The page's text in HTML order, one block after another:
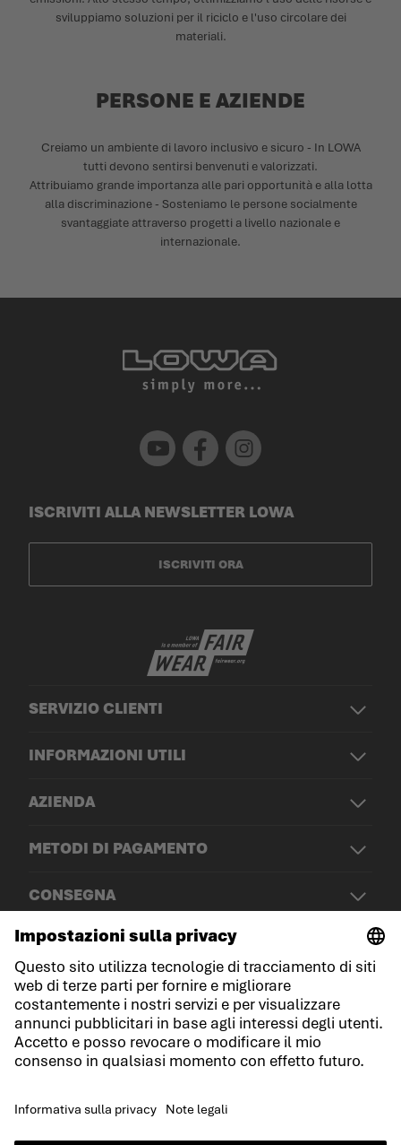
sviluppiamo soluzioni per il riciclo e l'uso circolare dei
materiali.
PERSONE E AZIENDE
Creiamo un ambiente di lavoro inclusivo e sicuro - In LOWA
tutti devono sentirsi benvenuti e valorizzati.
Attribuiamo grande importanza alle pari opportunità e alla lotta
alla discriminazione - Sosteniamo le persone socialmente
svantaggiate attraverso progetti a livello nazionale e
internazionale.
Youtube Facebook Instagram
SERVIZIO CLIENTI
INFORMAZIONI UTILI
AZIENDA
METODI DI PAGAMENTO
CONSEGNA
ISCRIVITI ALLA NEWSLETTER LOWA
ISCRIVITI ORA
© LOWA Sportschuhe GmbH
Note legali
Protezione dei dati